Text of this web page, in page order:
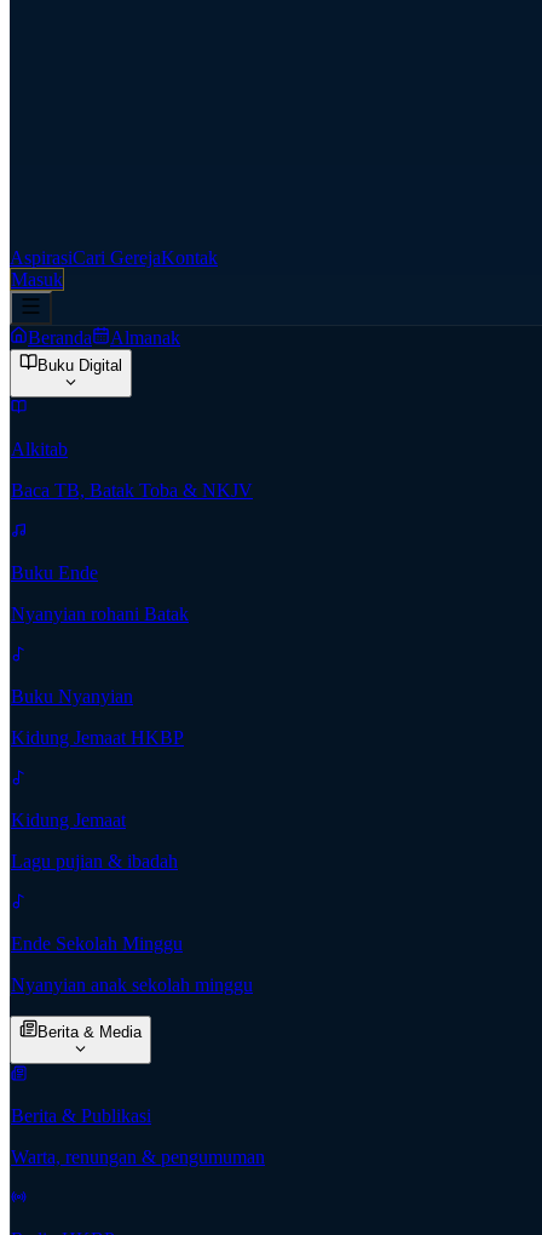
AspirasiCari GerejaKontak
Masuk
Beranda Almanak
Buku Digital
Alkitab
Baca TB, Batak Toba & NKJV
Buku Ende
Nyanyian rohani Batak
Buku Nyanyian
Kidung Jemaat HKBP
Kidung Jemaat
Lagu pujian & ibadah
Ende Sekolah Minggu
Nyanyian anak sekolah minggu
Berita & Media
Berita & Publikasi
Warta, renungan & pengumuman